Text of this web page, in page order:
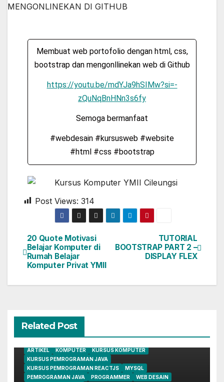
Membuat web portofolio dengan html, css,
bootstrap dan mengonllinekan web di Github
https://youtu.be/mdYJa9hSIMw?si=-
zQuNqBnHNn3s6fy
Semoga bermanfaat
#webdesain #kursusweb #website
#html #css #bootstrap
Post Views: 314
TUTORIAL
BOOTSTRAP PART 2 –
DISPLAY FLEX
20 Quote Motivasi
Belajar Komputer di
Rumah Belajar
Komputer Privat YMII
Related Post
ARTIKEL KOMPUTER
KURSUS KOMPUTER
KURSUS PEMROGRAMAN JAVA
KURSUS PEMROGRAMAN REACTJS
MYSQL
PEMROGRAMAN JAVA
PROGRAMMER
WEB DESAIN